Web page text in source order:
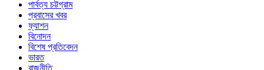
পার্বত্য চট্টগ্রাম
প্রবাসের খবর
ফ্যাশন
বিনোদন
বিশেষ প্রতিবেদন
ভারত
রাজনীতি